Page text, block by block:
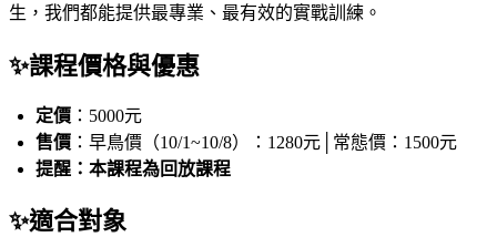
生，我們都能提供最專業、最有效的實戰訓練。
✨課程價格與優惠
定價 ：5000元
售價 ：早鳥價（10/1~10/8）：1280元│常態價：1500元
提醒： 本課程為回放課程
✨適合對象